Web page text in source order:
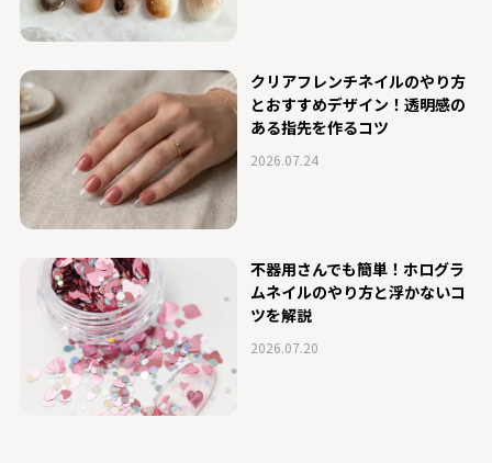
クリアフレンチネイルのやり方
とおすすめデザイン！透明感の
ある指先を作るコツ
2026.07.24
不器用さんでも簡単！ホログラ
ムネイルのやり方と浮かないコ
ツを解説
2026.07.20